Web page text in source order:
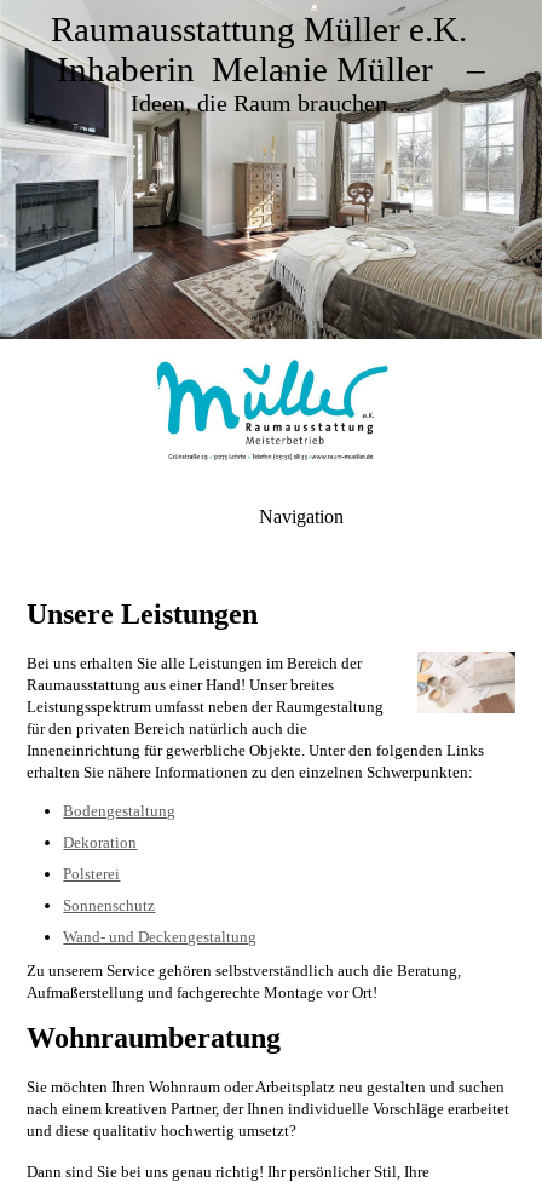
Raumausstattung Müller e.K.
Inhaberin Melanie Müller –
Ideen, die Raum brauchen ...
Navigation
Unsere Leistungen
Bei uns erhalten Sie alle Leistungen im Bereich der
Raumausstattung aus einer Hand! Unser breites
Leistungsspektrum umfasst neben der Raumgestaltung
für den privaten Bereich natürlich auch die
Inneneinrichtung für gewerbliche Objekte. Unter den folgenden Links
erhalten Sie nähere Informationen zu den einzelnen Schwerpunkten:
Bodengestaltung
Dekoration
Polsterei
Sonnenschutz
Wand- und Deckengestaltung
Zu unserem Service gehören selbstverständlich auch die Beratung,
Aufmaßerstellung und fachgerechte Montage vor Ort!
Wohnraumberatung
Sie möchten Ihren Wohnraum oder Arbeitsplatz neu gestalten und suchen
nach einem kreativen Partner, der Ihnen individuelle Vorschläge erarbeitet
und diese qualitativ hochwertig umsetzt?
Dann sind Sie bei uns genau richtig! Ihr persönlicher Stil, Ihre